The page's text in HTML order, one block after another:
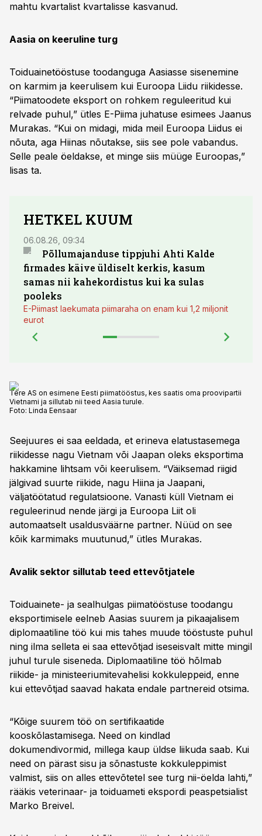
mahtu kvartalist kvartalisse kasvanud.
Aasia on keeruline turg
Toiduainetööstuse toodanguga Aasiasse sisenemine
on karmim ja keerulisem kui Euroopa Liidu riikidesse.
“Piimatoodete eksport on rohkem reguleeritud kui
relvade puhul,” ütles E-Piima juhatuse esimees Jaanus
Murakas. “Kui on midagi, mida meil Euroopa Liidus ei
nõuta, aga Hiinas nõutakse, siis see pole vabandus.
Selle peale öeldakse, et minge siis müüge Euroopas,”
lisas ta.
HETKEL KUUM
06.08.26, 09:34
Põllumajanduse tippjuhi Ahti Kalde
firmades käive üldiselt kerkis, kasum
samas nii kahekordistus kui ka sulas
pooleks
E-Piimast laekumata piimaraha on enam kui 1,2 miljonit
eurot
Tere AS on esimene Eesti piimatööstus, kes saatis oma proovipartii
Vietnami ja sillutab nii teed Aasia turule.
Foto: Linda Eensaar
Seejuures ei saa eeldada, et erineva elatustasemega
riikidesse nagu Vietnam või Jaapan oleks eksportima
hakkamine lihtsam või keerulisem. “Väiksemad riigid
jälgivad suurte riikide, nagu Hiina ja Jaapani,
väljatöötatud regulatsioone. Vanasti küll Vietnam ei
reguleerinud nende järgi ja Euroopa Liit oli
automaatselt usaldusväärne partner. Nüüd on see
kõik karmimaks muutunud,” ütles Murakas.
Avalik sektor sillutab teed ettevõtjatele
Toiduainete- ja sealhulgas piimatööstuse toodangu
eksportimisele eelneb Aasias suurem ja pikaajalisem
diplomaatiline töö kui mis tahes muude tööstuste puhul
ning ilma selleta ei saa ettevõtjad iseseisvalt mitte mingil
juhul turule siseneda. Diplomaatiline töö hõlmab
riikide- ja ministeeriumitevahelisi kokkuleppeid, enne
kui ettevõtjad saavad hakata endale partnereid otsima.
“Kõige suurem töö on sertifikaatide
kooskõlastamisega. Need on kindlad
dokumendivormid, millega kaup üldse liikuda saab. Kui
need on pärast sisu ja sõnastuste kokkuleppimist
valmist, siis on alles ettevõtetel see turg nii-öelda lahti,”
rääkis veterinaar- ja toiduameti ekspordi peaspetsialist
Marko Breivel.